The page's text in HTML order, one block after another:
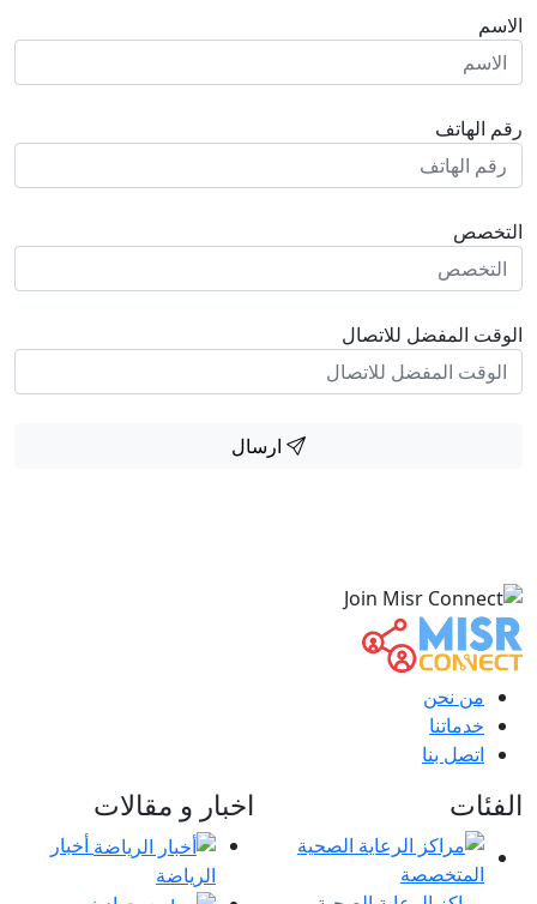
الاسم
رقم الهاتف
التخصص
الوقت المفضل للاتصال
ارسال
من نحن
خدماتنا
اتصل بنا
الفئات اخبار و مقالات
أخبار
الرياضة